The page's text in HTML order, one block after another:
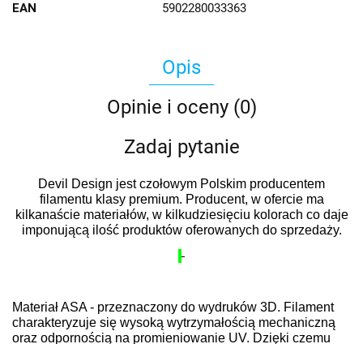
EAN 5902280033363
Opis
Opinie i oceny (0)
Zadaj pytanie
Devil Design jest czołowym Polskim producentem
filamentu klasy premium. Producent, w ofercie ma
kilkanaście materiałów, w kilkudziesięciu kolorach co daje
imponującą ilość produktów oferowanych do sprzedaży.
Materiał ASA - przeznaczony do wydruków 3D. Filament
charakteryzuje się wysoką wytrzymałością mechaniczną
oraz odpornością na promieniowanie UV. Dzięki czemu